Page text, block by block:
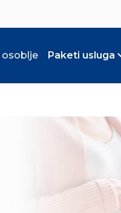
osoblje Paketi usluga